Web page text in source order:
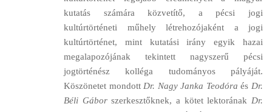
kutatás számára közvetítő, a pécsi jogi
kultúrtörténeti műhely létrehozójaként a jogi
kultúrtörténet, mint kutatási irány egyik hazai
megalapozójának tekintett nagyszerű pécsi
jogtörténész kolléga tudományos pályáját.
Köszönetet mondott Dr. Nagy Janka Teodóra és Dr.
Béli Gáborszerkesztőknek, a kötet lektorának Dr.